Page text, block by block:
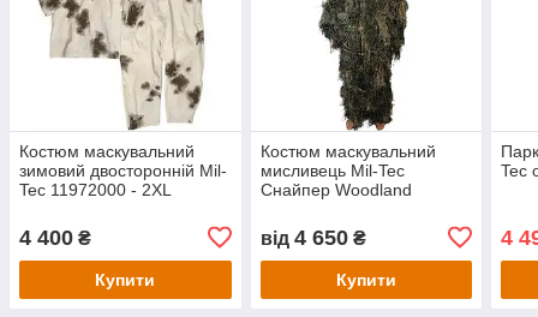
Костюм маскувальний
зимовий двосторонній Mil-
Tec 11972000 - 2XL
4 400 ₴
Купити
Костюм маскувальний
мисливець Mil-Tec
Снайпер Woodland
від 4 650₴
Купити
Tec
4